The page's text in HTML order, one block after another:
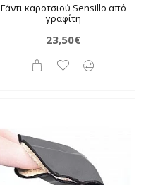
Γάντι καροτσιού Sensillo από
γραφίτη
23,50€